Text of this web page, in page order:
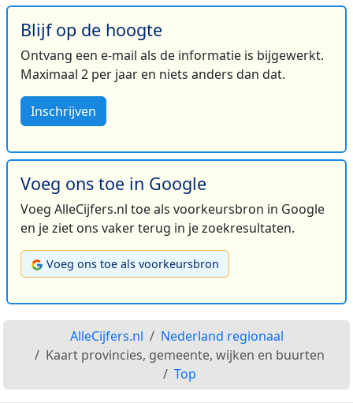
Blijf op de hoogte
Ontvang een e-mail als de informatie is bijgewerkt.
Maximaal 2 per jaar en niets anders dan dat.
Inschrijven
Voeg ons toe in Google
Voeg AlleCijfers.nl toe als voorkeursbron in Google
en je ziet ons vaker terug in je zoekresultaten.
Voeg ons toe als voorkeursbron
AlleCijfers.nl
Nederland regionaal
Kaart provincies, gemeente, wijken en buurten
Top